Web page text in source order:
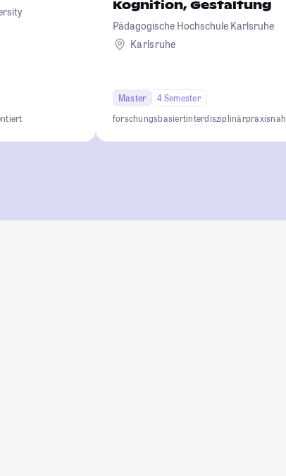
Kognition, Gestaltung
Pädagogische Hochschule Karlsruhe
Karlsruhe
Master
4 Semester
forschungsbasiertinterdisziplinärpraxisnah